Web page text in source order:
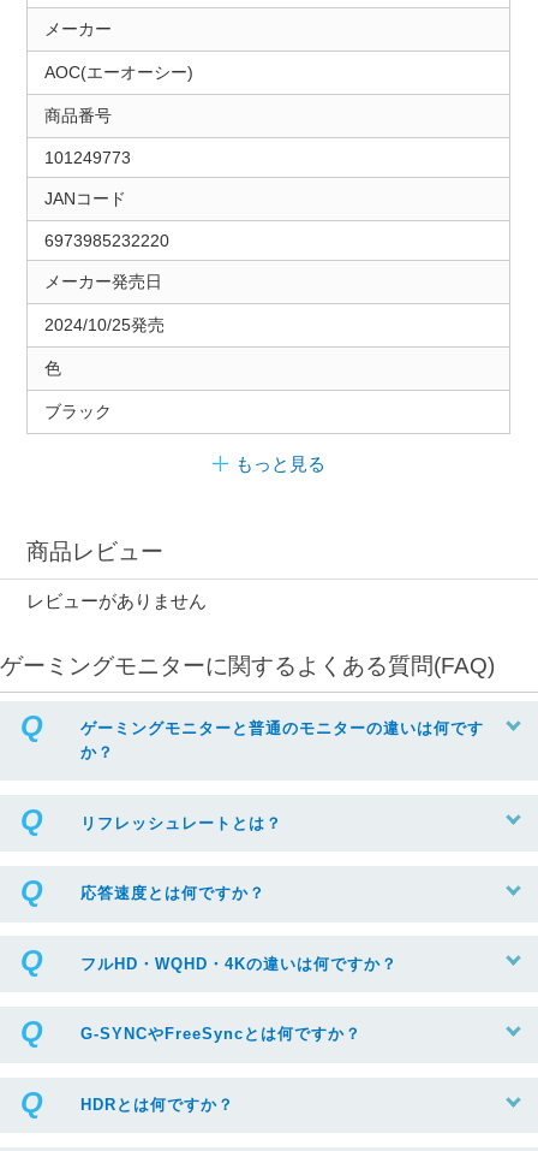
メーカー
AOC(エーオーシー)
商品番号
101249773
JANコード
6973985232220
メーカー発売日
2024/10/25発売
色
ブラック
もっと見る
商品レビュー
レビューがありません
ゲーミングモニターに関するよくある質問(FAQ)
ゲーミングモニターと普通のモニターの違いは何です
か？
リフレッシュレートとは？
応答速度とは何ですか？
フルHD・WQHD・4Kの違いは何ですか？
G-SYNCやFreeSyncとは何ですか？
HDRとは何ですか？